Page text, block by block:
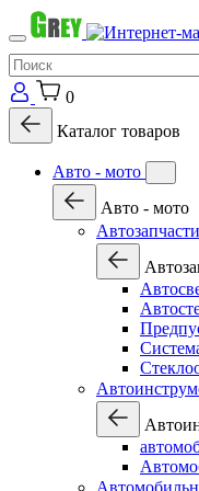
0
Каталог товаров
Авто - мото
Авто - мото
Автозапчасти